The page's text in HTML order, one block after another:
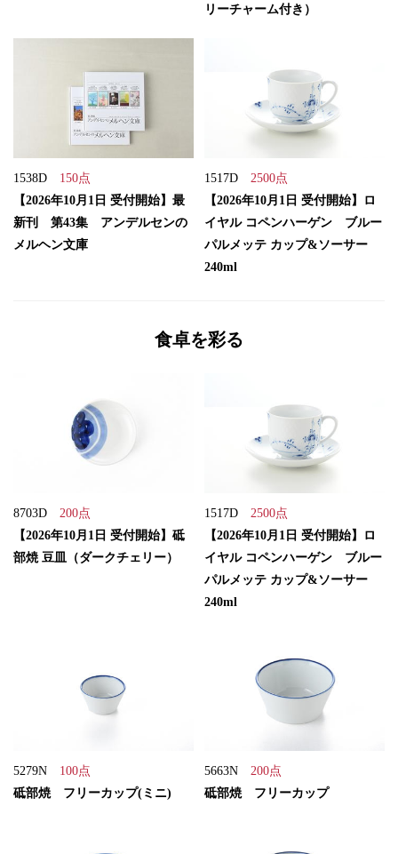
リーチャーム付き）
1538D 150点
【2026年10月1日 受付開始】最
新刊 第43集 アンデルセンの
メルヘン文庫
1517D 2500点
【2026年10月1日 受付開始】ロ
イヤル コペンハーゲン ブルー
パルメッテ カップ&ソーサー
240ml
食卓を彩る
8703D 200点
【2026年10月1日 受付開始】砥
部焼 豆皿（ダークチェリー）
1517D 2500点
【2026年10月1日 受付開始】ロ
イヤル コペンハーゲン ブルー
パルメッテ カップ&ソーサー
240ml
5279N 100点
砥部焼 フリーカップ(ミニ)
5663N 200点
砥部焼 フリーカップ